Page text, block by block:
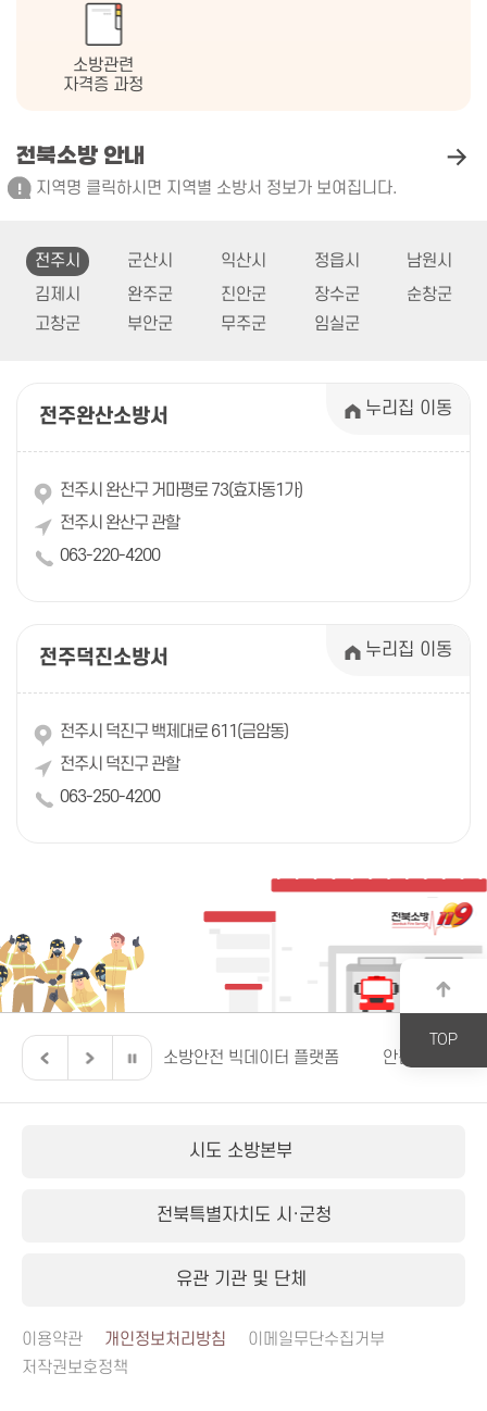
소방관련
자격증 과정
전북소방 안내
지역명 클릭하시면 지역별 소방서 정보가 보여집니다.
전주시 군산시 익산시 정읍시
남원시
김제시
완주군 진안군 장수군
순창군
고창군
부안군 무주군 임실군
전주완산소방서 누리집 이동
전주시 완산구 거마평로 73(효자동1가)
전주시 완산구 관할
063-220-4200
전주덕진소방서 누리집 이동
전주시 덕진구 백제대로 611(금암동)
전주시 덕진구 관할
063-250-4200
TOP
게 달라집니다. 소방안전 빅데이터 플랫폼 안전신문고
시도 소방본부
전북특별자치도 시·군청
유관 기관 및 단체
이용약관 개인정보처리방침
이메일무단수집거부
저작권보호정책